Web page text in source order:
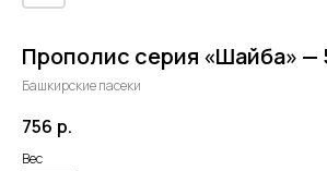
Прополис серия «Шайба» —
Башкирские пасеки
756 р.
Вес